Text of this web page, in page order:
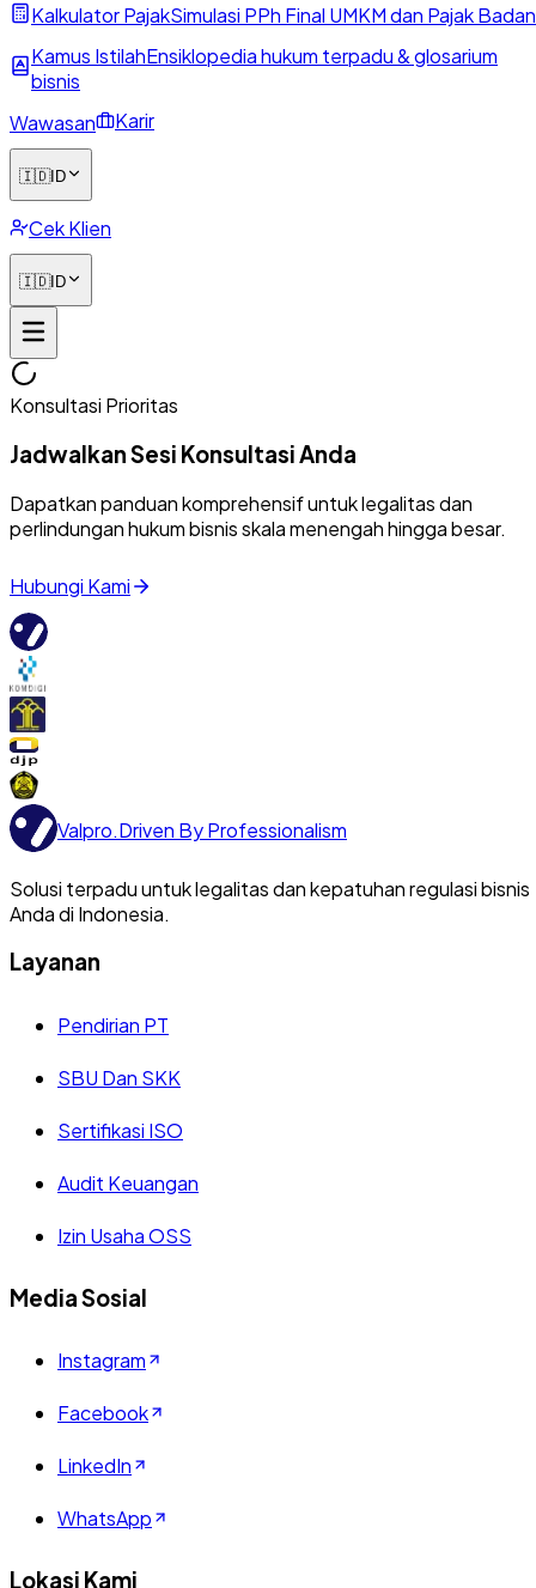
Kalkulator PajakSimulasi PPh Final UMKM dan Pajak Badan
Kamus IstilahEnsiklopedia hukum terpadu & glosarium
bisnis
Wawasan
Karir
🇮🇩ID
Cek Klien
🇮🇩ID
Konsultasi Prioritas
Jadwalkan Sesi Konsultasi Anda
Dapatkan panduan komprehensif untuk legalitas dan
perlindungan hukum bisnis skala menengah hingga besar.
Hubungi Kami
Valpro.Driven By Professionalism
Solusi terpadu untuk legalitas dan kepatuhan regulasi bisnis
Anda di Indonesia.
Layanan
Pendirian PT
SBU Dan SKK
Sertifikasi ISO
Audit Keuangan
Izin Usaha OSS
Media Sosial
Instagram
Facebook
LinkedIn
WhatsApp
Lokasi Kami